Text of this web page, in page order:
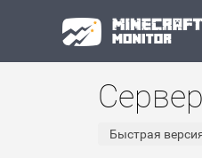
Быстрая